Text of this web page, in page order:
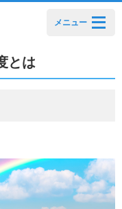
メニュー
とは